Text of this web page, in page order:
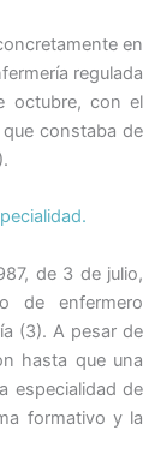
en
regulada
octubre, con el
que constaba de
de 3 de julio,
de enfermero
(3). A pesar de
hasta que una
especialidad de
formativo y la